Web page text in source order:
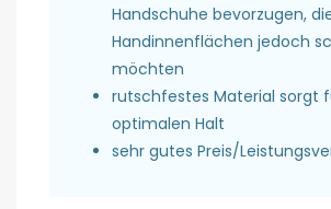
Handschuhe bevorzugen,
Handinnenflächen jedoch
möchten
rutschfestes Material sorgt
optimalen Halt
sehr gutes Preis/